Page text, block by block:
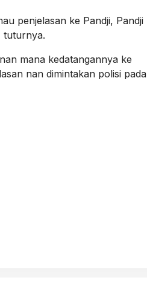
penjelasan ke Pandji, Pandji
tuturnya.
mana kedatangannya ke
nan dimintakan polisi pada